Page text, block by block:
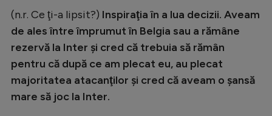
Formula 1
Gimnastică
Auto
Rugby
(n.r. Ce ţi-a lipsit?) Inspiraţia în a lua decizii. Aveam
de ales între împrumut în Belgia sau a rămâne
rezervă la Inter şi cred că trebuia să rămân
pentru că după ce am plecat eu, au plecat
majoritatea atacanţilor şi cred că aveam o şansă
mare să joc la Inter.